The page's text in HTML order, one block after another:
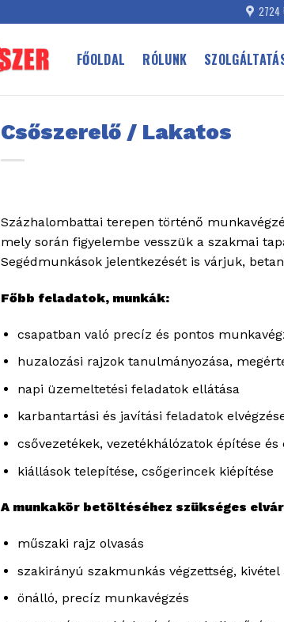
2724
FŐOLDAL RÓLUNK
Csőszerelő / Lakatos
Százhalombattai terepen történő
mely során figyelembe vesszük a szakmai
Segédmunkások jelentkezését is várjuk,
Főbb feladatok, munkák:
csapatban való precíz és pontos
huzalozási rajzok tanulmányozása,
napi üzemeltetési feladatok ellátása
karbantartási és javítási feladatok
csővezetékek, vezetékhálózatok építése és
kiállások telepítése, csőgerincek kiépítése
A munkakör betöltéséhez szükséges
műszaki rajz olvasás
szakirányú szakmunkás végzettség, kivétel
önálló, precíz munkavégzés